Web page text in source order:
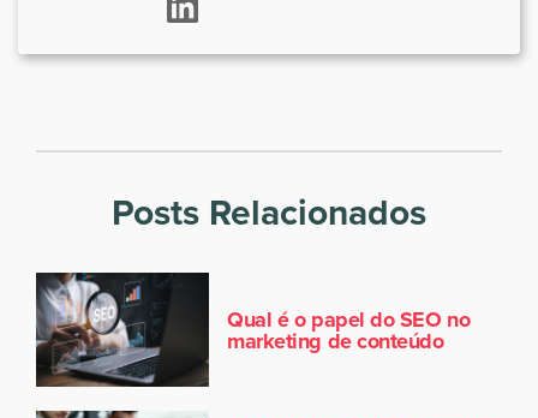
Posts Relacionados
Qual é o papel do SEO no
marketing de conteúdo